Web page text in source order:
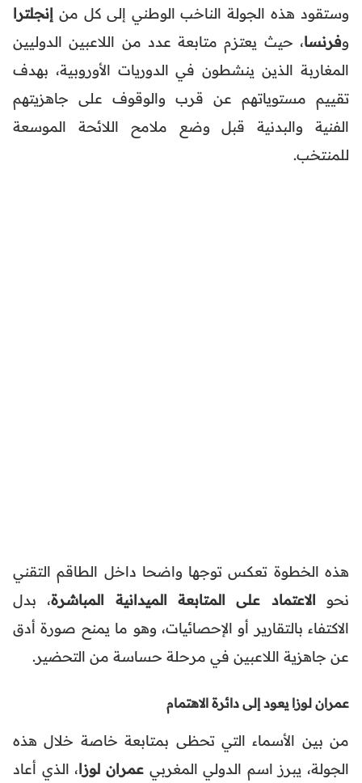
وستقود هذه الجولة الناخب الوطني إلى كل من إنجلترا
وفرنسا، حيث يعتزم متابعة عدد من اللاعبين الدوليين
المغاربة الذين ينشطون في الدوريات الأوروبية، بهدف
تقييم مستوياتهم عن قرب والوقوف على جاهزيتهم
الفنية والبدنية قبل وضع ملامح اللائحة الموسعة
للمنتخب.
هذه الخطوة تعكس توجها واضحا داخل الطاقم التقني
نحو الاعتماد على المتابعة الميدانية المباشرة، بدل
الاكتفاء بالتقارير أو الإحصائيات، وهو ما يمنح صورة أدق
عن جاهزية اللاعبين في مرحلة حساسة من التحضير.
عمران لوزا يعود إلى دائرة الاهتمام
من بين الأسماء التي تحظى بمتابعة خاصة خلال هذه
الجولة، يبرز اسم الدولي المغربيعمران لوزا، الذي أعاد